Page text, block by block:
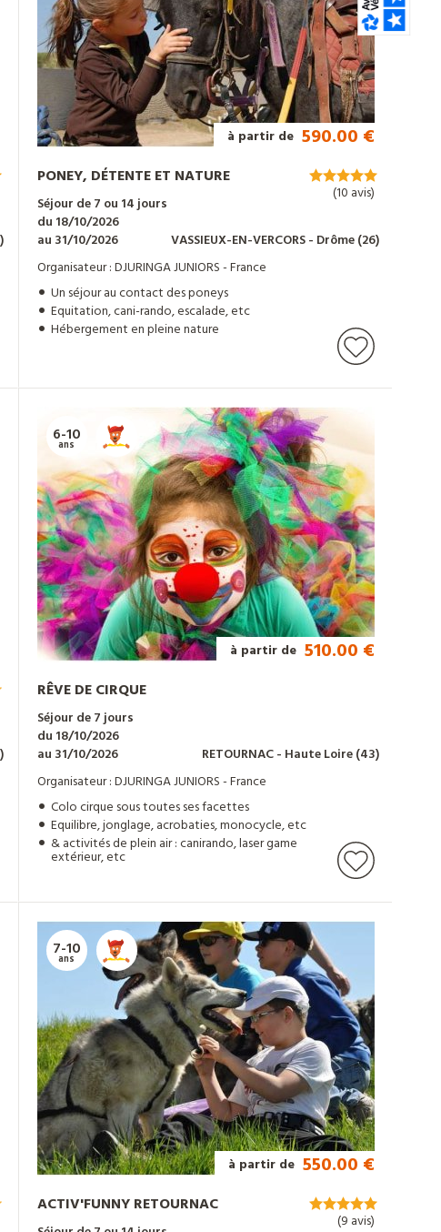
à partir de 590.00 €
PONEY, DÉTENTE ET NATURE
Séjour de 7 ou 14 jours
du 18/10/2026
au 31/10/2026
VASSIEUX-EN-VERCORS- Drôme(26)
Organisateur : DJURINGA JUNIORS - France
Un séjour au contact des poneys
Equitation, cani-rando, escalade, etc
Hébergement en pleine nature
(10 avis)
6-10
ans
à partir de 510.00 €
RÊVE DE CIRQUE
Séjour de 7 jours
du 18/10/2026
au 31/10/2026
RETOURNAC- Haute Loire(43)
Organisateur : DJURINGA JUNIORS - France
Colo cirque sous toutes ses facettes
Equilibre, jonglage, acrobaties, monocycle, etc
& activités de plein air : canirando, laser game
extérieur, etc
7-10
ans
à partir de 550.00 €
ACTIV'FUNNY RETOURNAC
(9 avis)